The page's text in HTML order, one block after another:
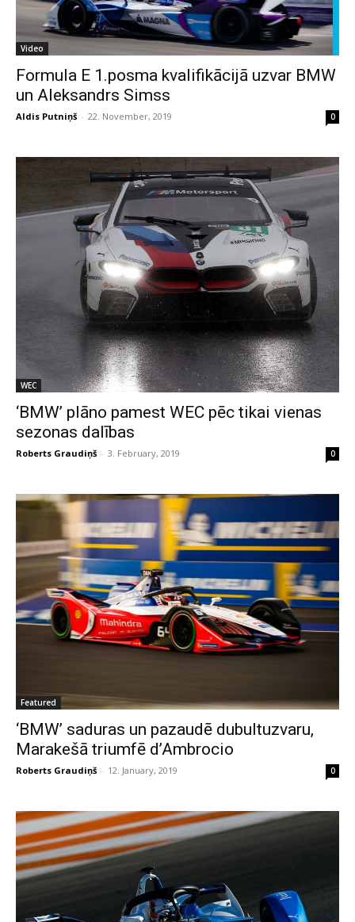
Video
Formula E 1.posma kvalifikācijā uzvar BMW
un Aleksandrs Simss
Aldis Putniņš - 22. November, 2019 0
WEC
‘BMW’ plāno pamest WEC pēc tikai vienas
sezonas dalības
Roberts Graudiņš - 3. February, 2019 0
Featured
‘BMW’ saduras un pazaudē dubultuzvaru,
Marakešā triumfē d’Ambrocio
Roberts Graudiņš - 12. January, 2019 0